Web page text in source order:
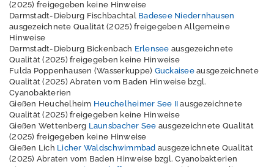
n
H
e
s
s
e
n
S
e
e
(2025) freigegeben keine Hinweise
Darmstadt-Dieburg Fischbachtal Badesee Niedernhausen
ausgezeichnete Qualität (2025) freigegeben Allgemeine
Hinweise
Darmstadt-Dieburg Bickenbach Erlensee ausgezeichnete
Qualität (2025) freigegeben keine Hinweise
Fulda Poppenhausen (Wasserkuppe) Guckaiseeausgezeichnete
Qualität (2025) Abraten vom Baden Hinweise bzgl.
Cyanobakterien
Gießen Heuchelheim Heuchelheimer See IIausgezeichnete
Qualität (2025) freigegeben keine Hinweise
Gießen Wettenberg Launsbacher See ausgezeichnete Qualität
(2025) freigegeben keine Hinweise
Gießen Lich Licher Waldschwimmbad ausgezeichnete Qualität
(2025) Abraten vom Baden Hinweise bzgl. Cyanobakterien